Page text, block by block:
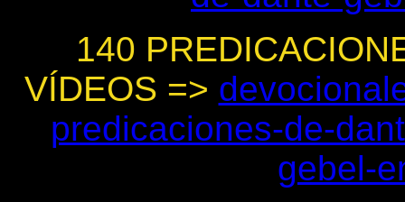
140
VÍDEOS =>
predicaciones-de-
gebel-